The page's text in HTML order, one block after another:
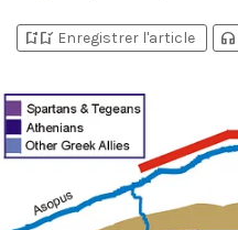
bookmark_addbookmark_added Enregistrer l'article headphones